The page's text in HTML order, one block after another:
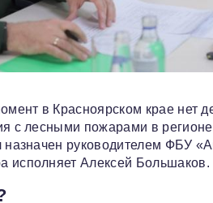
в Красноярском крае нет
с лесными пожарами в
руководителем ФБУ
исполняет Алексей Большаков.